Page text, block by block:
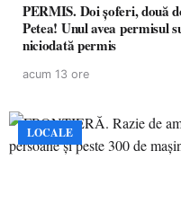
PERMIS. Doi șoferi, două
Petea! Unul avea permisul
niciodată permis
acum 13 ore
LOCALE